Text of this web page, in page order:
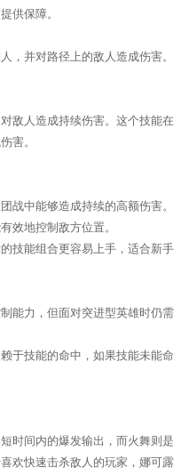
供保障。
，并对路径上的敌人造成伤害。
敌人造成持续伤害。这个技能在
害。
战中能够造成持续的高额伤害。
效地控制敌方位置。
技能组合更容易上手，适合新手
能力，但面对突进型英雄时仍需
于技能的命中，如果技能未能命
时间内的爆发输出，而火舞则是
欢快速击杀敌人的玩家，娜可露